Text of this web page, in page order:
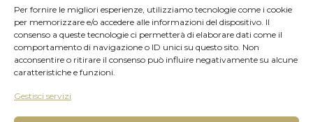
Per fornire le migliori esperienze, utilizziamo tecnologie come i cookie
per memorizzare e/o accedere alle informazioni del dispositivo. Il
consenso a queste tecnologie ci permetterà di elaborare dati come il
comportamento di navigazione o ID unici su questo sito. Non
acconsentire o ritirare il consenso può influire negativamente su alcune
caratteristiche e funzioni.
Gestisci servizi
ULTIME NOTIZIE
Hello world!
10 Maggio 2016
Hello world!
24 Novembre 2015